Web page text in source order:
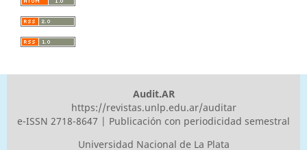
Audit.AR
https://revistas.unlp.edu.ar/auditar
e-ISSN 2718-8647 | Publicación con periodicidad semestral
Universidad Nacional de La Plata